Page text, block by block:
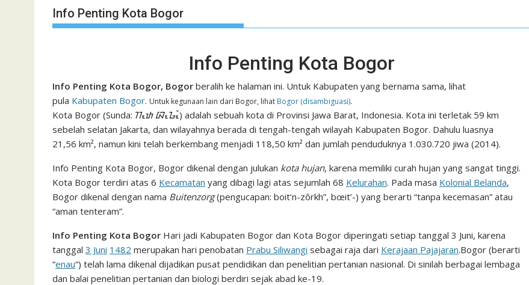
Info Penting Kota Bogor
Info Penting Kota Bogor
Info Penting Kota Bogor, Bogor beralih ke halaman ini. Untuk Kabupaten yang bernama sama, lihat
pula Kabupaten Bogor. Untuk kegunaan lain dari Bogor, lihat Bogor (disambiguasi).
Kota Bogor (Sunda: ᮊᮧᮒ ᮘᮧᮌᮧᮁ) adalah sebuah kota di Provinsi Jawa Barat, Indonesia. Kota ini terletak 59 km
sebelah selatan Jakarta, dan wilayahnya berada di tengah-tengah wilayah Kabupaten Bogor. Dahulu luasnya
21,56 km², namun kini telah berkembang menjadi 118,50 km² dan jumlah penduduknya 1.030.720 jiwa (2014).
Info Penting Kota Bogor, Bogor dikenal dengan julukan kota hujan, karena memiliki curah hujan yang sangat tinggi.
Kota Bogor terdiri atas 6 Kecamatan yang dibagi lagi atas sejumlah 68 Kelurahan. Pada masa Kolonial Belanda,
Bogor dikenal dengan nama Buitenzorg(pengucapan: boit’n-zôrkh”, bœit’-) yang berarti “tanpa kecemasan” atau
“aman tenteram”.
Info Penting Kota Bogor Hari jadi Kabupaten Bogor dan Kota Bogor diperingati setiap tanggal 3 Juni, karena
tanggal 3 Juni 1482 merupakan hari penobatan Prabu Siliwangi sebagai raja dari Kerajaan Pajajaran.Bogor (berarti
“enau“) telah lama dikenal dijadikan pusat pendidikan dan penelitian pertanian nasional. Di sinilah berbagai lembaga
dan balai penelitian pertanian dan biologi berdiri sejak abad ke-19.